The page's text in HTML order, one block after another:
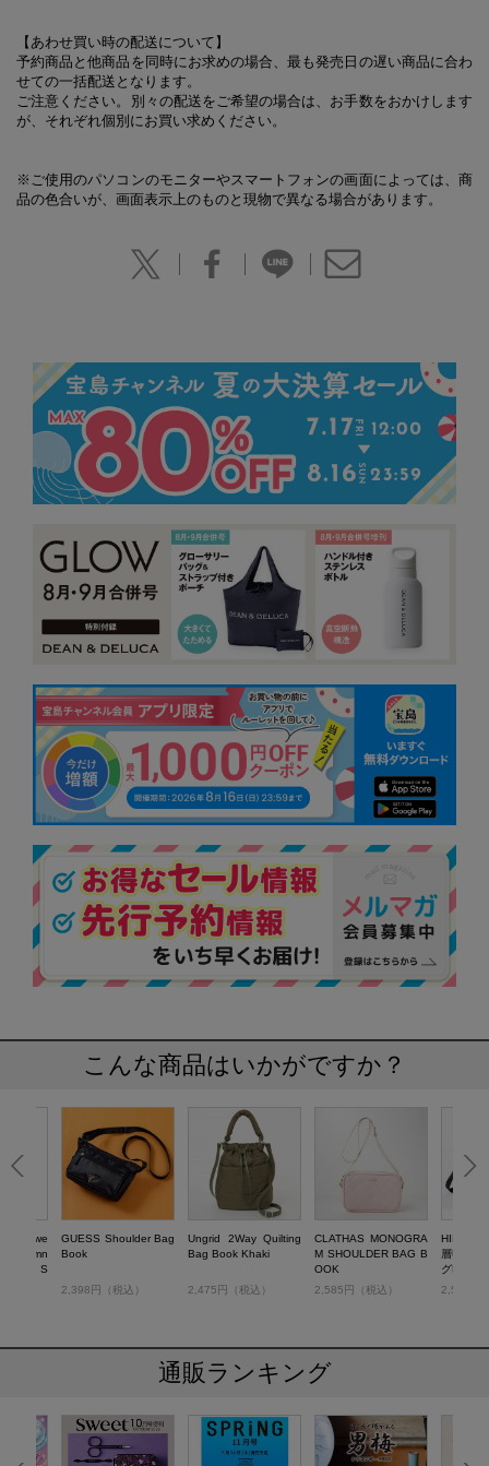
【あわせ買い時の配送について】
予約商品と他商品を同時にお求めの場合、最も発売日の遅い商品に合わ
せての一括配送となります。
ご注意ください。別々の配送をご希望の場合は、お手数をおかけします
が、それぞれ個別にお買い求めください。
※ご使用のパソコンのモニターやスマートフォンの画面によっては、商
品の色合いが、画面表示上のものと現物で異なる場合があります。
こんな商品はいかがですか？
Autumn
S
GUESS Shoulder Bag
Book
2,398円（税込）
Ungrid 2Way Quilting
Bag Book Khaki
2,475円（税込）
CLATHAS MONOGRA
M SHOULDER BAG B
OOK
2,585円（税込）
層収納
グBOOK
2,530円
通販ランキング